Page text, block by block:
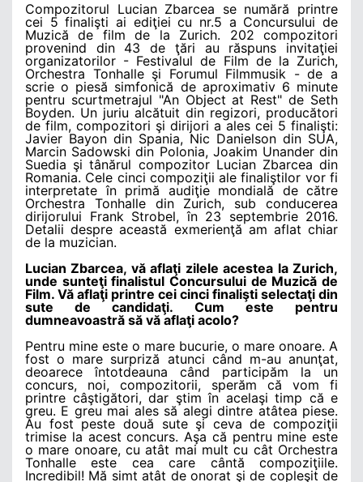
Compozitorul Lucian Zbarcea se numără printre
cei 5 finalişti ai ediţiei cu nr.5 a Concursului de
Muzică de film de la Zurich. 202 compozitori
provenind din 43 de ţări au răspuns invitaţiei
organizatorilor - Festivalul de Film de la Zurich,
Orchestra Tonhalle şi Forumul Filmmusik - de a
scrie o piesă simfonică de aproximativ 6 minute
pentru scurtmetrajul "An Object at Rest" de Seth
Boyden. Un juriu alcătuit din regizori, producători
de film, compozitori şi dirijori a ales cei 5 finalişti:
Javier Bayon din Spania, Nic Danielson din SUA,
Marcin Sadowski din Polonia, Joakim Unander din
Suedia şi tânărul compozitor Lucian Zbarcea din
Romania. Cele cinci compoziţii ale finaliştilor vor fi
interpretate în primă audiţie mondială de către
Orchestra Tonhalle din Zurich, sub conducerea
dirijorului Frank Strobel, în 23 septembrie 2016.
Detalii despre această exmerienţă am aflat chiar
de la muzician.
Lucian Zbarcea, vă aflaţi zilele acestea la Zurich,
unde sunteţi finalistul Concursului de Muzică de
Film. Vă aflaţi printre cei cinci finalişti selectaţi din
sute de candidaţi. Cum este pentru
dumneavoastră să vă aflaţi acolo?
Pentru mine este o mare bucurie, o mare onoare. A
fost o mare surpriză atunci când m-au anunţat,
deoarece întotdeauna când participăm la un
concurs, noi, compozitorii, sperăm că vom fi
printre câştigători, dar ştim în acelaşi timp că e
greu. E greu mai ales să alegi dintre atâtea piese.
Au fost peste două sute şi ceva de compoziţii
trimise la acest concurs. Aşa că pentru mine este
o mare onoare, cu atât mai mult cu cât Orchestra
Tonhalle este cea care cântă compoziţiile.
Incredibil! Mă simt atât de onorat şi de copleşit de